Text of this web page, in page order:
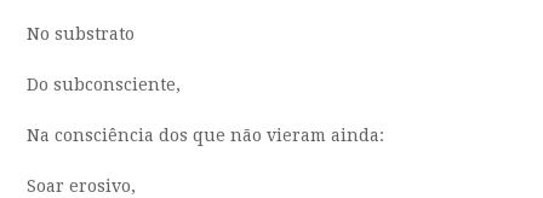
No substrato
Do subconsciente,
Na consciência dos que não vieram ainda:
Soar erosivo,